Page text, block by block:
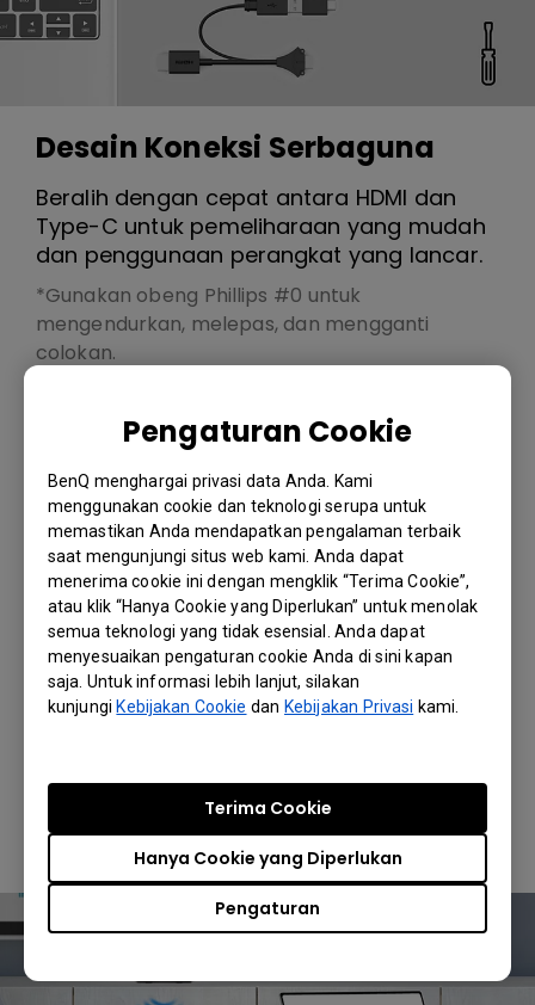
Pengaturan Cookie
BenQ menghargai privasi data Anda. Kami
menggunakan cookie dan teknologi serupa untuk
memastikan Anda mendapatkan pengalaman terbaik
saat mengunjungi situs web kami. Anda dapat
menerima cookie ini dengan mengklik “Terima Cookie”,
atau klik “Hanya Cookie yang Diperlukan” untuk menolak
semua teknologi yang tidak esensial. Anda dapat
menyesuaikan pengaturan cookie Anda di sini kapan
saja. Untuk informasi lebih lanjut, silakan
kunjungi Kebijakan Cookie dan Kebijakan Privasi kami.
Pengaturan
Hanya Cookie yang Diperlukan
Terima Cookie
Desain Koneksi Serbaguna
Beralih dengan cepat antara HDMI dan
Type-C untuk pemeliharaan yang mudah
dan penggunaan perangkat yang lancar.
*Gunakan obeng Phillips #0 untuk
mengendurkan, melepas, dan mengganti
colokan.
Mulai Presentasi Nirkabel
Seketika
Kompatibel dengan InstaShow WDC15,
Button memungkinkan presentasi nirkabel
plug-and-play secara instan—tanpa
aplikasi, driver, atau pengaturan jaringan.
Presenter—termasuk tamu—dapat
langsung mengakses presentasi
berkualitas profesional hanya dengan
Pelajari Lebih Lanjut